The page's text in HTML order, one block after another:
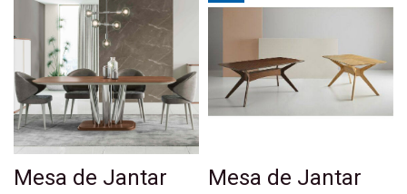
Mesa de Jantar
Mesa de Jantar